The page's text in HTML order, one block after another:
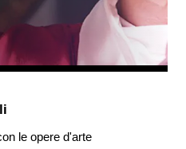
le opere d'arte